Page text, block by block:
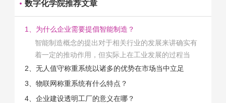
数字化学院推荐文章
1、为什么企业需要提倡智能制造？
智能制造概念的提出对于相关行业的发展来讲确实有
着一定的推动作用，但实际上在工业发展的过程当
中，能够推动相关产业发展的具体结束是非常的多
的。那么为什么企业一定需要...
2、无人值守称重系统以诸多的优势在市场当中立足
3、物联网称重系统有什么特点？
4、企业建设透明工厂的意义在哪？